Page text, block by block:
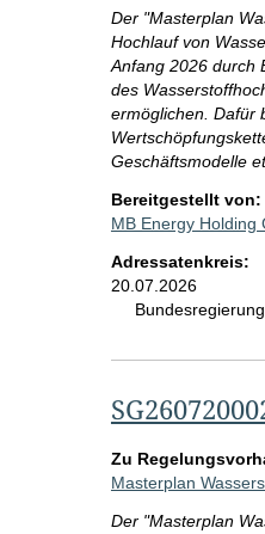
Der "Masterplan
Hochlauf von
Anfang 2026 durch
des
ermöglichen. Dafür
Geschäftsmodelle
Bereitgestellt von:
MB Energy Holding
Adressatenkreis:
20.07.2026
Zu
Masterplan
Der "Masterplan